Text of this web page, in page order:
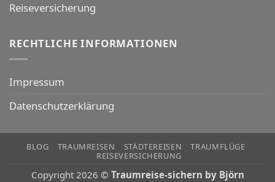
Reiseversicherung
RECHTLICHE INFORMATIONEN
Impressum
Datenschutzerklärung
BLOG TRAUMREISEN STÄDTEREISEN
TRAUMFLÜGE
REISEVERSICHERUNG
Copyright 2026 © Traumreise-sichern by Björn